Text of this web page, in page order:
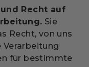
Recht auf
Sie
Recht, von uns
Verarbeitung
für bestimmte